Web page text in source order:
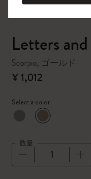
Letters
Scorpio, ゴールド
¥ 1,012
Select a color
選択済
選択したカラー
数量